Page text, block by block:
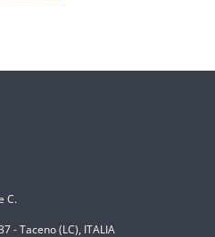
C.
- Taceno (LC), ITALIA